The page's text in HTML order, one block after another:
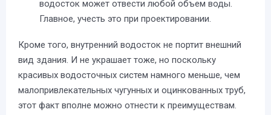
водосток может отвести любой объем воды.
Главное, учесть это при проектировании.
Кроме того, внутренний водосток не портит внешний
вид здания. И не украшает тоже, но поскольку
красивых водосточных систем намного меньше, чем
малопривлекательных чугунных и оцинкованных труб,
этот факт вполне можно отнести к преимуществам.